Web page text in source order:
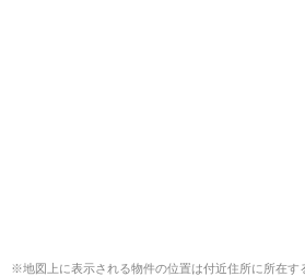
※地図上に表示される物件の位置は付近住所に所在す